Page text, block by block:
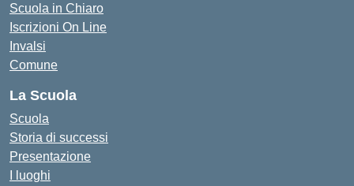
Scuola in Chiaro
Iscrizioni On Line
Invalsi
Comune
La Scuola
Scuola
Storia di successi
Presentazione
I luoghi